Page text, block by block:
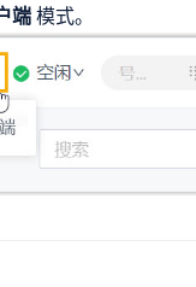
端模式。